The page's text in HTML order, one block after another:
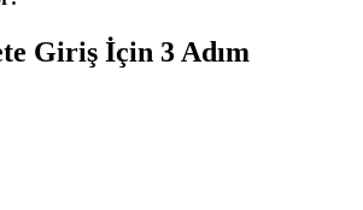
Giriş İçin 3 Adım